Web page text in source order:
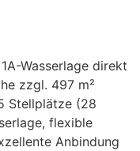
Wasserlage direkt
zzgl. 497 m²
Stellplätze (28
flexible
Anbindung